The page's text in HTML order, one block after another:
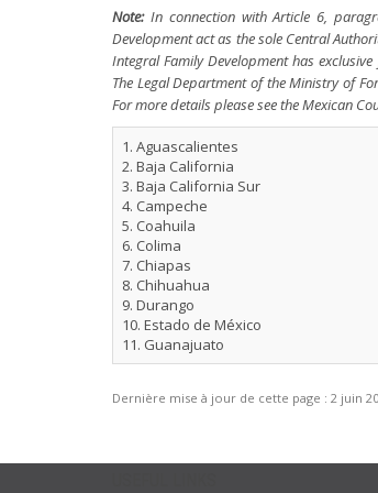
Note:In connection with Article 6,
Development act as the sole Central
Integral Family Development has
The Legal Department of the Ministry of
For more details please see the Mexican
1. Aguascalientes
2. Baja California
3. Baja California Sur
4. Campeche
5. Coahuila
6. Colima
7. Chiapas
8. Chihuahua
9. Durango
10. Estado de México
11. Guanajuato
Dernière mise à jour de cette page : 2 juin